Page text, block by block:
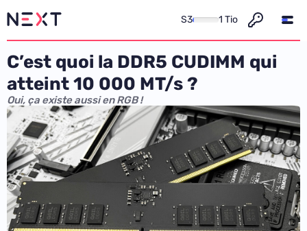
S3 1 Tio
C’est quoi la DDR5 CUDIMM qui
atteint 10 000 MT/s ?
Oui, ça existe aussi en RGB !